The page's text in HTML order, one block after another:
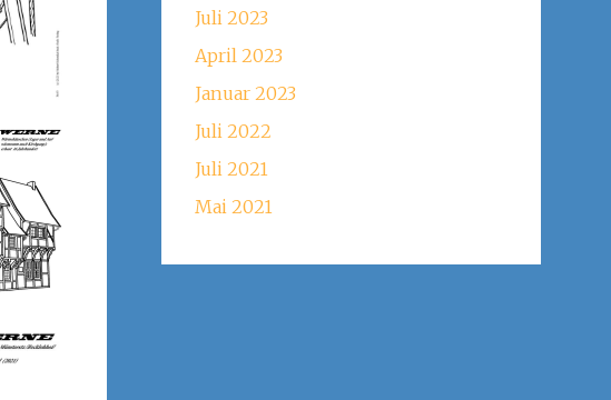
Juli 2023
April 2023
Januar 2023
Juli 2022
Juli 2021
Mai 2021